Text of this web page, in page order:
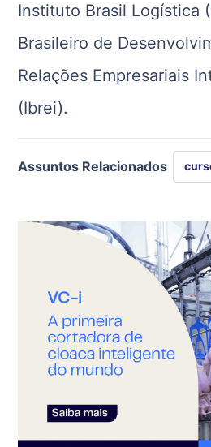
Instituto Brasil Logística
Brasileiro de
Relações Empresariais
(Ibrei).
Assuntos Relacionados